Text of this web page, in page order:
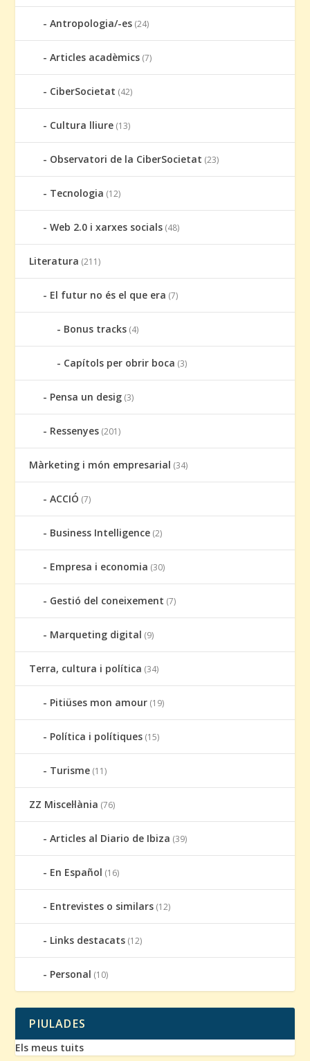
Antropologia/-es (24)
Articles acadèmics (7)
CiberSocietat (42)
Cultura lliure (13)
Observatori de la CiberSocietat (23)
Tecnologia (12)
Web 2.0 i xarxes socials (48)
Literatura (211)
El futur no és el que era (7)
Bonus tracks (4)
Capítols per obrir boca (3)
Pensa un desig (3)
Ressenyes (201)
Màrketing i món empresarial (34)
ACCIÓ (7)
Business Intelligence (2)
Empresa i economia (30)
Gestió del coneixement (7)
Marqueting digital (9)
Terra, cultura i política (34)
Pitiüses mon amour (19)
Política i polítiques (15)
Turisme (11)
ZZ Miscel·lània (76)
Articles al Diario de Ibiza (39)
En Español (16)
Entrevistes o similars (12)
Links destacats (12)
Personal (10)
PIULADES
Els meus tuits